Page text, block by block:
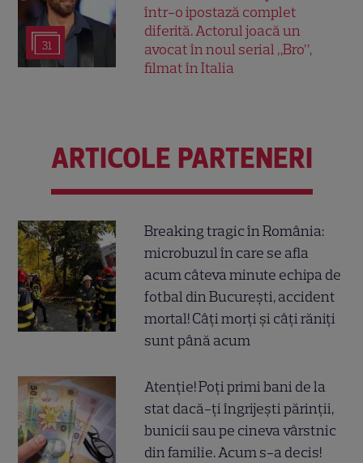
31
într-o ipostază complet
diferită. Actorul joacă un
avocat în noul serial „Bro”,
filmat în Italia
ARTICOLE PARTENERI
Breaking tragic în România:
microbuzul în care se afla
acum câteva minute echipa de
fotbal din București, accident
mortal! Câți morți și câți răniți
sunt până acum
Atenție! Poți primi bani de la
stat dacă-ți îngrijești părinții,
bunicii sau pe cineva vârstnic
din familie. Acum s-a decis!